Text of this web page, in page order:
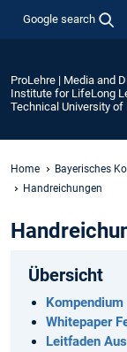
Google search
ProLehre | Media and
Institute for LifeLong
Technical University of
Home Bayerisches
Handreichungen
Übersicht
Whitepaper
Leitfaden